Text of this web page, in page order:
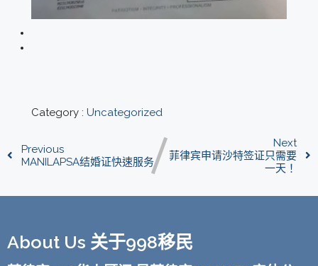
Category : Uncategorized
Previous
MANILAPSA结婚证快速服务
Next
菲律宾申请沙特签证只需要
一天！
About Us 关于998移民